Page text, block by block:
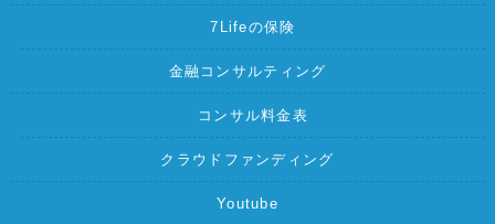
7Lifeの保険
金融コンサルティング
コンサル料金表
クラウドファンディング
Youtube